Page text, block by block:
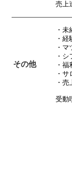
売上
その他
・
・
・
・
・
・
・
受動